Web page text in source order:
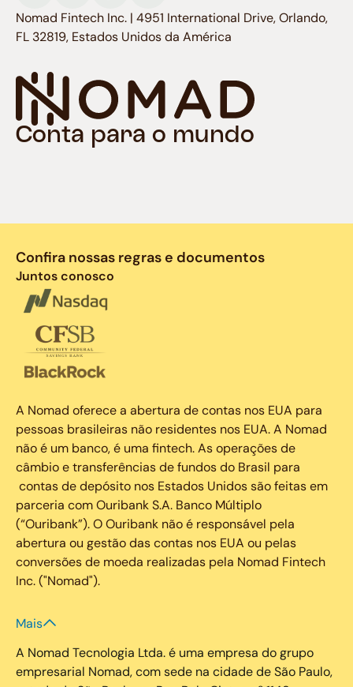
Conta para o mundo
Nomad Fintech Inc. | 4951 International Drive, Orlando,
FL 32819, Estados Unidos da América
Confira nossas regras e documentos
Juntos conosco
A Nomad oferece a abertura de contas nos EUA para
pessoas brasileiras não residentes nos EUA. A Nomad
não é um banco, é uma fintech. As operações de
câmbio e transferências de fundos do Brasil para
contas de depósito nos Estados Unidos são feitas em
parceria com Ouribank S.A. Banco Múltiplo
(“Ouribank”). O Ouribank não é responsável pela
abertura ou gestão das contas nos EUA ou pelas
conversões de moeda realizadas pela Nomad Fintech
Inc. ("Nomad").
Mais
A Nomad Tecnologia Ltda. é uma empresa do grupo
empresarial Nomad, com sede na cidade de São Paulo,